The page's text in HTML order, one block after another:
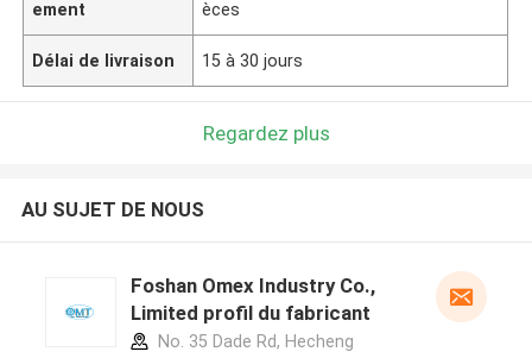
ement
èces
Délai de livraison 15 à 30 jours
Regardez plus
AU SUJET DE NOUS
Foshan Omex Industry Co.,
Limited profil du fabricant
No. 35 Dade Rd, Hecheng